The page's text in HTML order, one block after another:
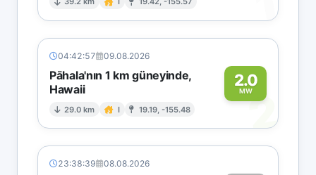
04:42:57 09.08.2026
Pāhala'nın 1 km güneyinde,
Hawaii
29.0 km I 19.19, -155.48
2.0
MW2
23:38:39 08.08.2026